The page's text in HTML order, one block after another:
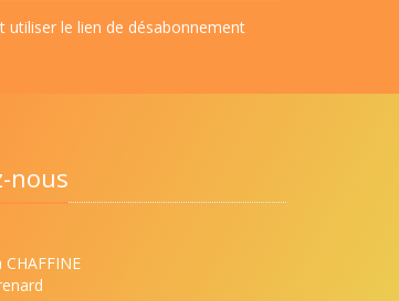
le lien de désabonnement
nous